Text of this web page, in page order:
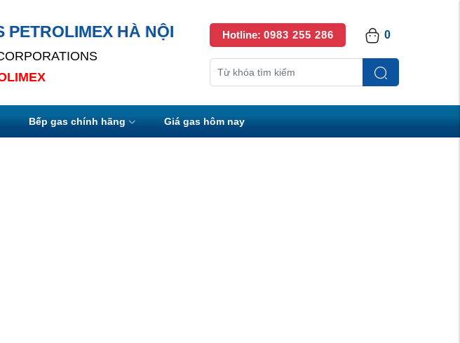
HÀ NỘI Hotline: 0983 255 286 0
Bếp gas chính hãng Giá gas hôm nay